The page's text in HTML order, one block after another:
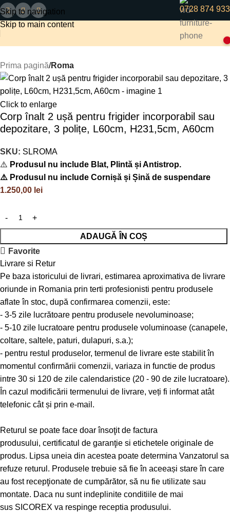
Skip to navigation
Skip to main content
0728 874 933
0
Prima pagină Roma
Click to enlarge
Corp înalt 2 ușă pentru frigider incorporabil sau
depozitare, 3 polițe, L60cm, H231,5cm, A60cm
SKU: SLROMA
⚠️ Produsul nu include Blat, Plintă și Antistrop.
⚠️ Produsul nu include Cornișă și Șină de suspendare
1.250,00 lei
ADAUGĂ ÎN COȘ
Favorite
Livrare si Retur
Pe baza istoricului de livrari, estimarea aproximativa de livrare
oriunde in Romania prin terti profesionisti pentru produsele
aflate în stoc, după confirmarea comenzii, este:
- 3-5 zile lucrătoare pentru produsele nevoluminoase;
- 5-10 zile lucratoare pentru produsele voluminoase (canapele,
coltare, saltele, paturi, dulapuri, s.a.);
- pentru restul produselor, termenul de livrare este stabilit în
momentul confirmării comenzii, variaza in functie de produs
intre 30 si 120 de zile calendaristice (20 - 90 de zile lucratoare).
În cazul modificării termenului de livrare, veți fi informat atât
telefonic cât și prin e-mail.
Returul se poate face doar însoţit de factura
produsului, certificatul de garanţie si etichetele originale de
produs. Lipsa uneia din acestea poate determina Vanzatorul sa
refuze returul. Produsele trebuie să fie în aceeași stare în care
au fost recepţionate de cumpărător, să nu fie utilizate sau
montate. Daca nu sunt indeplinite conditiile de mai
sus SICOREX va respinge receptia produsului.